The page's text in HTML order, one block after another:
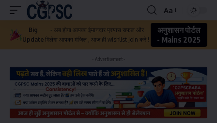
Aa
Big
Update
- अब होगा आपका ईमानदार प्रयास सफल और
मिलेगा आपका मंजिल , आज ही wishlist join करें !
अनुशासन पोर्टल
- Mains 2025
- Advertisement -